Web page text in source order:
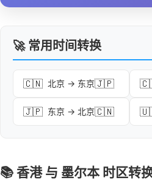
🚀 常用时间转换
🇨🇳 北京 → 东京🇯🇵
🇯🇵 东京 → 北京🇨🇳
📚 香港 与 墨尔本 时区转